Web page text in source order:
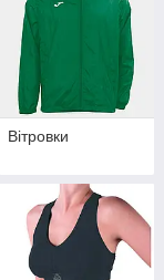
Вітровки